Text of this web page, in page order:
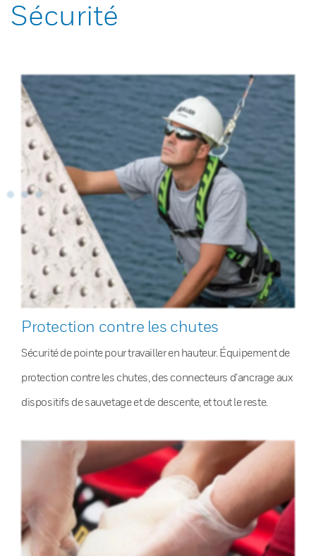
Sécurité
Protection contre les chutes
Sécurité de pointe pour travailler en hauteur. Équipement de
protection contre les chutes, des connecteurs d’ancrage aux
dispositifs de sauvetage et de descente, et tout le reste.